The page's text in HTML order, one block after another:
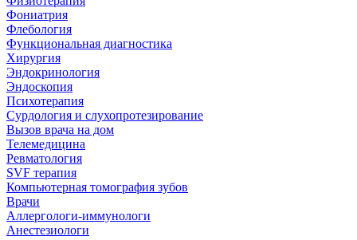
Фониатрия
Флебология
Функциональная диагностика
Хирургия
Эндокринология
Эндоскопия
Психотерапия
Сурдология и слухопротезирование
Вызов врача на дом
Телемедицина
Ревматология
SVF терапия
Компьютерная томография зубов
Врачи
Аллергологи-иммунологи
Анестезиологи